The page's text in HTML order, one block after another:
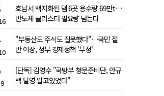
호남서 백지화된 댐 6곳 용수량 69만t…
반도체 클러스터 필요량 넘는다
"부동산도 주식도 잘못했다"…국민 절
반 이상, 정부 경제정책 '부정'
9
[단독] 김영수 "국방부 청문준비단, 안규
백 탈영 알고있었다"